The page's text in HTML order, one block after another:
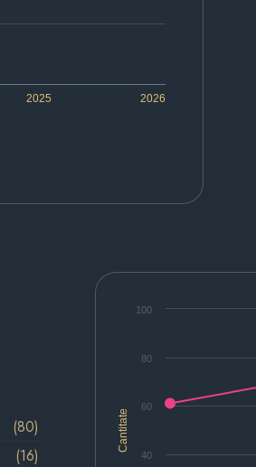
2025 2026
Cantitate
40
60
80
100
(80)
(16)